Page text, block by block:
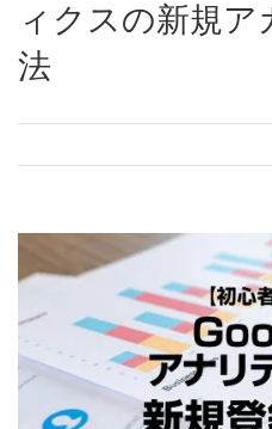
ィクスの新規
法